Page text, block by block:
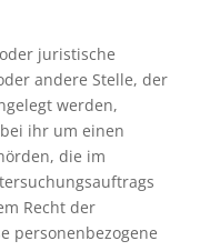
juristische
andere Stelle, der
werden,
ihr um einen
die im
Recht der
personenbezogene